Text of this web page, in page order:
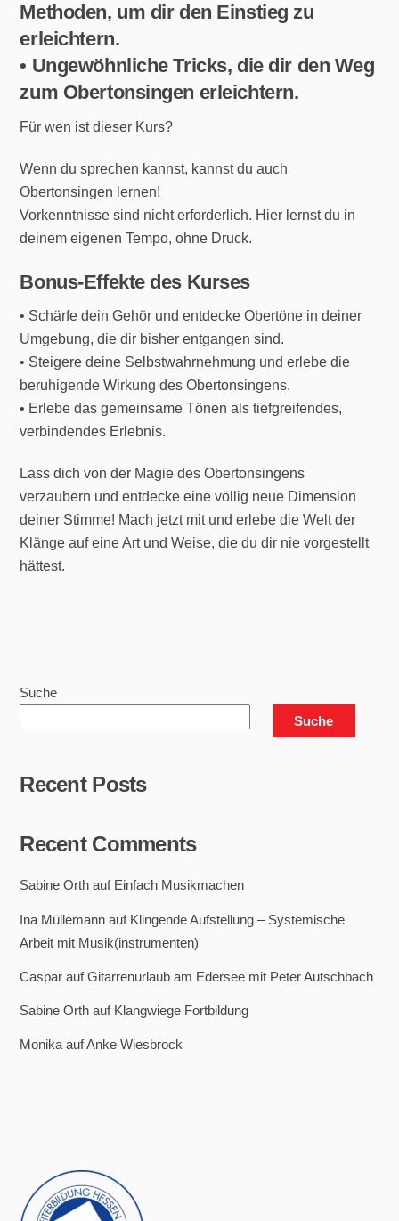
Methoden, um dir den Einstieg zu
erleichtern.
• Ungewöhnliche Tricks, die dir den Weg
zum Obertonsingen erleichtern.
Für wen ist dieser Kurs?
Wenn du sprechen kannst, kannst du auch
Obertonsingen lernen!
Vorkenntnisse sind nicht erforderlich. Hier lernst du in
deinem eigenen Tempo, ohne Druck.
Bonus-Effekte des Kurses
• Schärfe dein Gehör und entdecke Obertöne in deiner
Umgebung, die dir bisher entgangen sind.
• Steigere deine Selbstwahrnehmung und erlebe die
beruhigende Wirkung des Obertonsingens.
• Erlebe das gemeinsame Tönen als tiefgreifendes,
verbindendes Erlebnis.
Lass dich von der Magie des Obertonsingens
verzaubern und entdecke eine völlig neue Dimension
deiner Stimme! Mach jetzt mit und erlebe die Welt der
Klänge auf eine Art und Weise, die du dir nie vorgestellt
hättest.
Suche
Suche
Recent Posts
Recent Comments
Sabine Orth auf Einfach Musikmachen
Ina Müllemann auf Klingende Aufstellung – Systemische
Arbeit mit Musik(instrumenten)
Caspar aufGitarrenurlaub am Edersee mit Peter Autschbach
Sabine Orth auf Klangwiege Fortbildung
Monika aufAnke Wiesbrock